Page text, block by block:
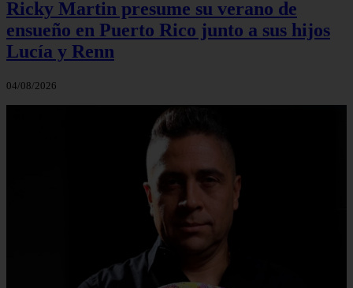
Ricky Martin presume su verano de
ensueño en Puerto Rico junto a sus hijos
Lucía y Renn
04/08/2026